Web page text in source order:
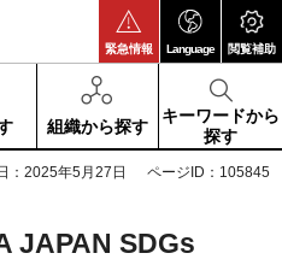
緊急情報 Language 閲覧補助
組織から探す
キーワードから
探す
：2025年5月27日 ページID：105845
JAPAN SDGs